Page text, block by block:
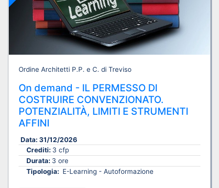
Ordine Architetti P.P. e C. di Treviso
On demand - IL PERMESSO DI
COSTRUIRE CONVENZIONATO.
POTENZIALITÀ, LIMITI E STRUMENTI
AFFINI
Data: 31/12/2026
Crediti: 3 cfp
Durata: 3 ore
Tipologia: E-Learning - Autoformazione